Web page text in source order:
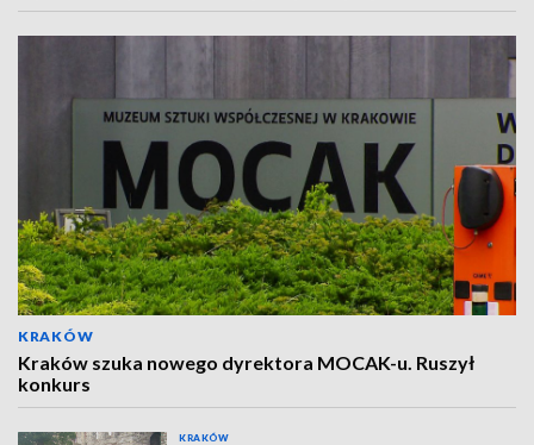
KRAKÓW
Kraków szuka nowego dyrektora MOCAK-u. Ruszył
konkurs
KRAKÓW